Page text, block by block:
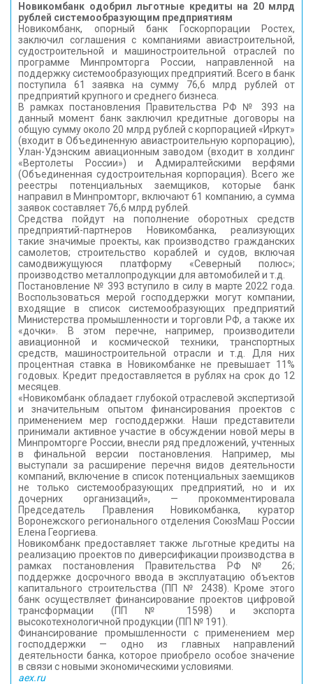
Новикомбанк одобрил льготные кредиты на 20 млрд
рублей системообразующим предприятиям
Новикомбанк, опорный банк Госкорпорации Ростех,
заключил соглашения с компаниями авиастроительной,
судостроительной и машиностроительной отраслей по
программе Минпромторга России, направленной на
поддержку системообразующих предприятий. Всего в банк
поступила 61 заявка на сумму 76,6 млрд рублей от
предприятий крупного и среднего бизнеса.
В рамках постановления Правительства РФ № 393 на
данный момент банк заключил кредитные договоры на
общую сумму около 20 млрд рублей с корпорацией «Иркут»
(входит в Объединенную авиастроительную корпорацию),
Улан-Удэнским авиационным заводом (входит в холдинг
«Вертолеты России») и Адмиралтейскими верфями
(Объединенная судостроительная корпорация). Всего же
реестры потенциальных заемщиков, которые банк
направил в Минпромторг, включают 61 компанию, а сумма
заявок составляет 76,6 млрд рублей.
Средства пойдут на пополнение оборотных средств
предприятий-партнеров Новикомбанка, реализующих
такие значимые проекты, как производство гражданских
самолетов; строительство кораблей и судов, включая
самодвижущуюся платформу «Северный полюс»;
производство металлопродукции для автомобилей и т.д.
Постановление № 393 вступило в силу в марте 2022 года.
Воспользоваться мерой господдержки могут компании,
входящие в список системообразующих предприятий
Министерства промышленности и торговли РФ, а также их
«дочки». В этом перечне, например, производители
авиационной и космической техники, транспортных
средств, машиностроительной отрасли и т.д. Для них
процентная ставка в Новикомбанке не превышает 11%
годовых. Кредит предоставляется в рублях на срок до 12
месяцев.
«Новикомбанк обладает глубокой отраслевой экспертизой
и значительным опытом финансирования проектов с
применением мер господдержки. Наши представители
принимали активное участие в обсуждении новой меры в
Минпромторге России, внесли ряд предложений, учтенных
в финальной версии постановления. Например, мы
выступали за расширение перечня видов деятельности
компаний, включение в список потенциальных заемщиков
не только системообразующих предприятий, но и их
дочерних организаций», — прокомментировала
Председатель Правления Новикомбанка, куратор
Воронежского регионального отделения СоюзМаш России
Елена Георгиева.
Новикомбанк предоставляет также льготные кредиты на
реализацию проектов по диверсификации производства в
рамках постановления Правительства РФ № 26;
поддержке досрочного ввода в эксплуатацию объектов
капитального строительства (ПП № 2438). Кроме этого
банк осуществляет финансирование проектов цифровой
трансформации (ПП № 1598) и экспорта
высокотехнологичной продукции (ПП № 191).
Финансирование промышленности с применением мер
господдержки — одно из главных направлений
деятельности банка, которое приобрело особое значение
в связи с новыми экономическими условиями.
aex.ru